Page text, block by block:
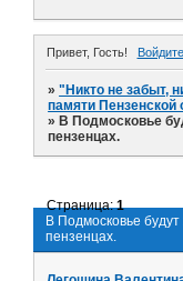
Привет, Гость! Войдите
»"Никто не забыт,
памяти Пензенской
» В Подмосковье
пензенцах.
В Подмосковье
пензенцах.
Страница:1